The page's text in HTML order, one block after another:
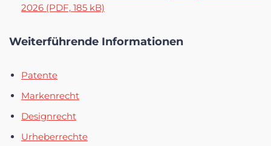
2026 (PDF, 185 kB)
Weiterführende Informationen
Patente
Markenrecht
Designrecht
Urheberrechte